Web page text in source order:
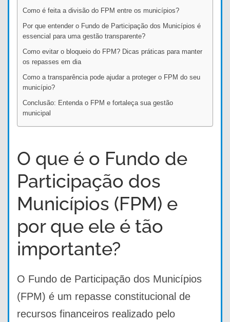
Como é feita a divisão do FPM entre os municípios?
Por que entender o Fundo de Participação dos Municípios é
essencial para uma gestão transparente?
Como evitar o bloqueio do FPM? Dicas práticas para manter
os repasses em dia
Como a transparência pode ajudar a proteger o FPM do seu
município?
Conclusão: Entenda o FPM e fortaleça sua gestão
municipal
O que é o Fundo de
Participação dos
Municípios (FPM) e
por que ele é tão
importante?
O Fundo de Participação dos Municípios
(FPM) é um repasse constitucional de
recursos financeiros realizado pelo